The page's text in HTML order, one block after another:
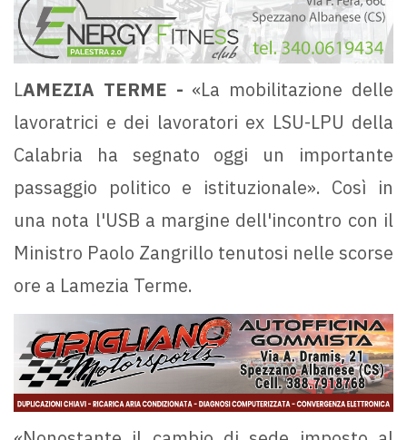
LAMEZIA TERME - «La mobilitazione delle
lavoratrici e dei lavoratori ex LSU-LPU della
Calabria ha segnato oggi un importante
passaggio politico e istituzionale». Così in
una nota l'USB a margine dell'incontro con il
Ministro Paolo Zangrillo tenutosi nelle scorse
ore a Lamezia Terme.